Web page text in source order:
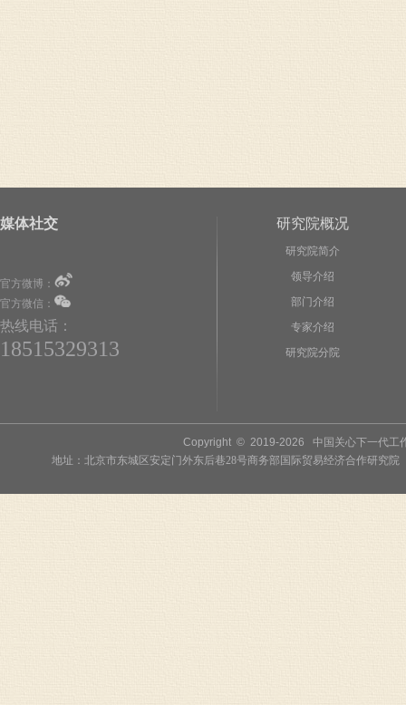
媒体社交
官方微博：
官方微信：
热线电话：
18515329313
研究院概况
研究院简介
领导介绍
部门介绍
专家介绍
研究院分院
Copyright © 2019-2026
中国关心下一代工
地址：北京市东城区安定门外东后巷28号商务部国际贸易经济合作研究